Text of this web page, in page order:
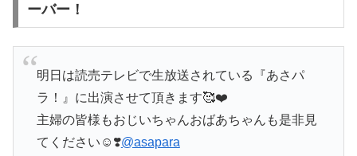
ーバー！
明日は読売テレビで生放送されている『あさパ
ラ！』に出演させて頂きます🥰❤️
主婦の皆様もおじいちゃんおばあちゃんも是非見
てください☺️❣️@asapara